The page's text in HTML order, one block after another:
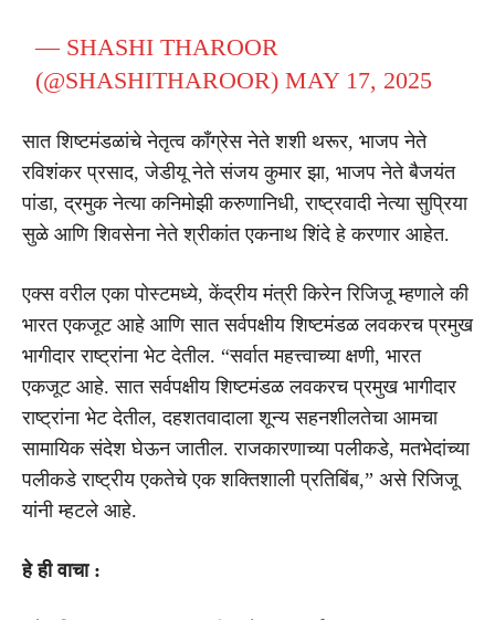
— SHASHI THAROOR
(@SHASHITHAROOR)MAY 17, 2025
सात शिष्टमंडळांचे नेतृत्व काँग्रेस नेते शशी थरूर, भाजप नेते
रविशंकर प्रसाद, जेडीयू नेते संजय कुमार झा, भाजप नेते बैजयंत
पांडा, द्रमुक नेत्या कनिमोझी करुणानिधी, राष्ट्रवादी नेत्या सुप्रिया
सुळे आणि शिवसेना नेते श्रीकांत एकनाथ शिंदे हे करणार आहेत.
एक्स वरील एका पोस्टमध्ये, केंद्रीय मंत्री किरेन रिजिजू म्हणाले की
भारत एकजूट आहे आणि सात सर्वपक्षीय शिष्टमंडळ लवकरच प्रमुख
भागीदार राष्ट्रांना भेट देतील. “सर्वात महत्त्वाच्या क्षणी, भारत
एकजूट आहे. सात सर्वपक्षीय शिष्टमंडळ लवकरच प्रमुख भागीदार
राष्ट्रांना भेट देतील, दहशतवादाला शून्य सहनशीलतेचा आमचा
सामायिक संदेश घेऊन जातील. राजकारणाच्या पलीकडे, मतभेदांच्या
पलीकडे राष्ट्रीय एकतेचे एक शक्तिशाली प्रतिबिंब,” असे रिजिजू
यांनी म्हटले आहे.
हे ही वाचा :